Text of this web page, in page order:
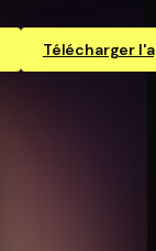
Télécharger